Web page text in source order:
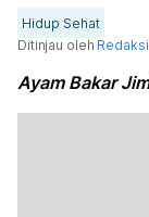
Hidup Sehat
Ditinjau oleh
Ayam Bakar